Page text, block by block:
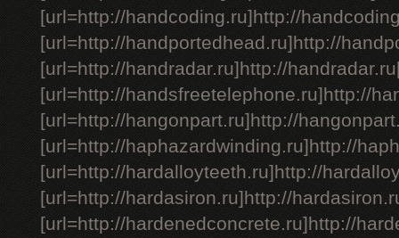
[url=http://handcoding.ru]http://
[url=http://handportedhead.ru]http://
[url=http://handradar.ru]http://
[url=http://handsfreetelephone.ru]http://
[url=http://hangonpart.ru]http://
[url=http://haphazardwinding.ru]http://
[url=http://hardalloyteeth.ru]http://
[url=http://hardasiron.ru]http://
[url=http://hardenedconcrete.ru]http://